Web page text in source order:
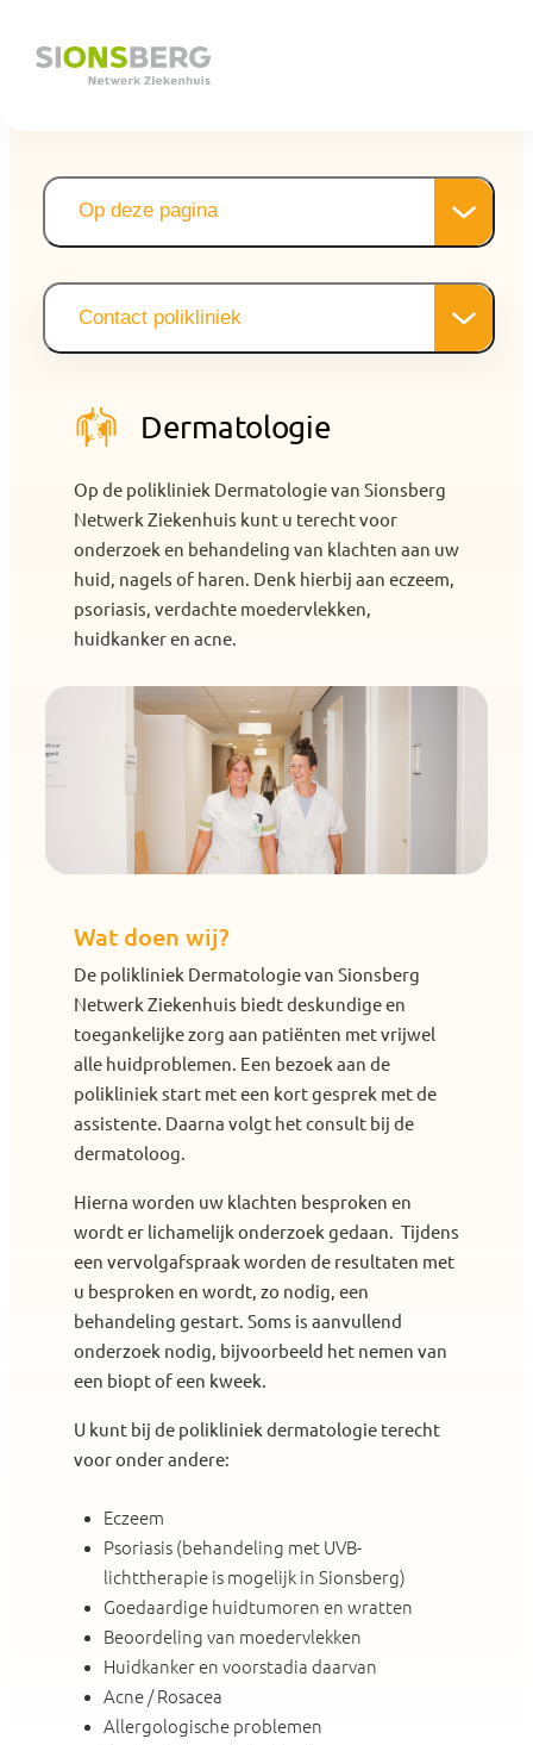
Contact polikliniek
Op deze pagina
Wat doen wij
Samenwerking in de regio
De medisch specialisten
Dermatologie
Op de polikliniek Dermatologie van Sionsberg
Netwerk Ziekenhuis kunt u terecht voor
onderzoek en behandeling van klachten aan uw
huid, nagels of haren. Denk hierbij aan eczeem,
psoriasis, verdachte moedervlekken,
huidkanker en acne.
Wat doen wij?
De polikliniek Dermatologie van Sionsberg
Netwerk Ziekenhuis biedt deskundige en
toegankelijke zorg aan patiënten met vrijwel
alle huidproblemen. Een bezoek aan de
polikliniek start met een kort gesprek met de
assistente. Daarna volgt het consult bij de
dermatoloog.
Hierna worden uw klachten besproken en
wordt er lichamelijk onderzoek gedaan. Tijdens
een vervolgafspraak worden de resultaten met
u besproken en wordt, zo nodig, een
behandeling gestart. Soms is aanvullend
onderzoek nodig, bijvoorbeeld het nemen van
een biopt of een kweek.
U kunt bij de polikliniek dermatologie terecht
voor onder andere:
Eczeem
Psoriasis (behandeling met UVB-
lichttherapie is mogelijk in Sionsberg)
Goedaardige huidtumoren en wratten
Beoordeling van moedervlekken
Huidkanker en voorstadia daarvan
Acne / Rosacea
Allergologische problemen